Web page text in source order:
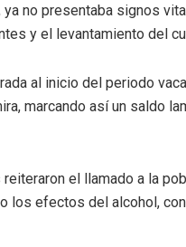
no presentaba signos
y el levantamiento del
al inicio del periodo
marcando así un saldo
el llamado a la
los efectos del alcohol,